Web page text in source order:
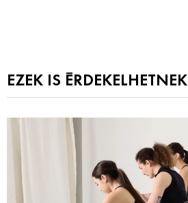
EZEK IS ÉRDEKELHETNEK